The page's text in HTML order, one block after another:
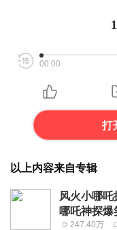
00:00
打
以上内容来自专辑
风火小哪吒
哪吒神探
247.40万